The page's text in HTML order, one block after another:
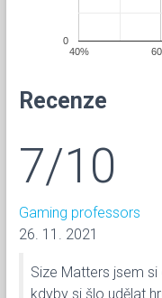
40%
0
Recenze
7/10
Gaming professors
26. 11. 2021
Size Matters jsem si
kdyby si šlo udělat